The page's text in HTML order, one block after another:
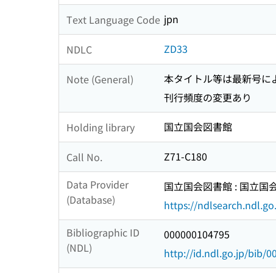
Text Language Code jpn
NDLC ZD33
Note (General)
本タイトル等は最新号に
刊行頻度の変更あり
Holding library 国立国会図書館
Call No.
Z71-C180
Data Provider
(Database)
国立国会図書館 : 国立国
https://
Bibliographic ID
(NDL)
000000104795
http://id.ndl.go.jp/bib/